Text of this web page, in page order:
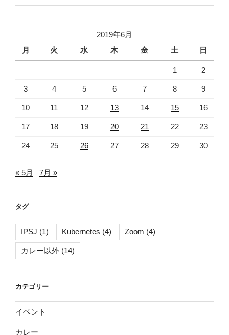
2019年6月
月
火 水 木 金 土 日
1 2
3 4 5 6 7 8 9
10 11 12 13 14 15 16
17 18 19 20 21 22 23
24 25 26 27 28 29 30
« 5月 7月 »
タグ
IPSJ (1) Kubernetes (4) Zoom (4)
カレー以外 (14)
カテゴリー
イベント
カレー